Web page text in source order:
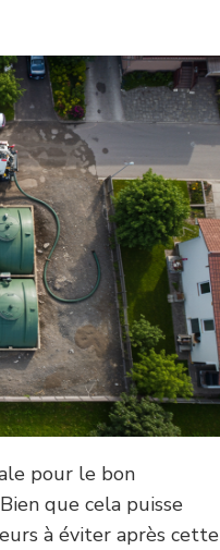
pour le bon
que cela puisse
à éviter après cette